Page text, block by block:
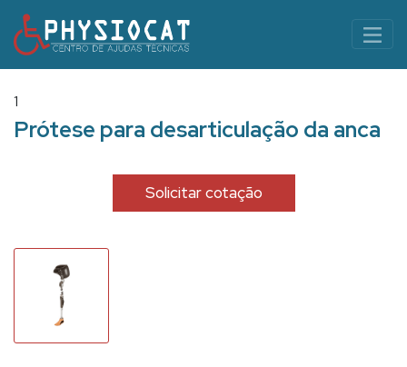
1
Prótese para desarticulação da anca
Solicitar cotação